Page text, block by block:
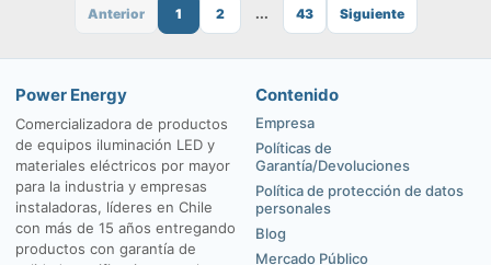
Anterior 1 2 ... 43 Siguiente
Power Energy
Comercializadora de productos
de equipos iluminación LED y
materiales eléctricos por mayor
para la industria y empresas
instaladoras, líderes en Chile
con más de 15 años entregando
productos con garantía de
Contenido
Empresa
Políticas de
Garantía/Devoluciones
Política de protección de datos
personales
Blog
Mercado Público